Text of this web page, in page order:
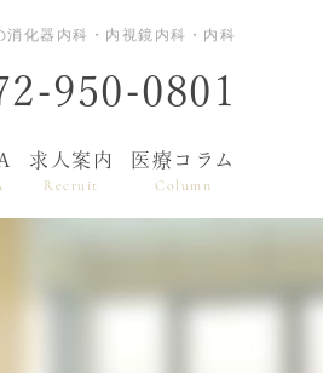
化器内科・内視鏡内科・内科
950-0801
求人案内
Recruit
医療コラム
Column